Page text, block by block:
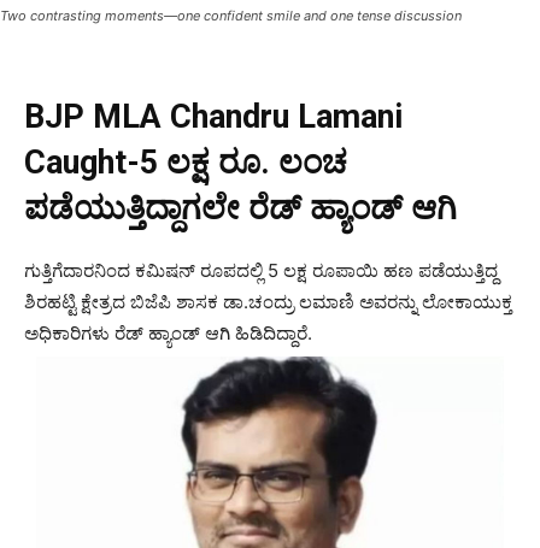
Two contrasting moments—one confident smile and one tense discussion
BJP MLA Chandru Lamani
Caught-5 ಲಕ್ಷ ರೂ. ಲಂಚ
ಪಡೆಯುತ್ತಿದ್ದಾಗಲೇ ರೆಡ್ ಹ್ಯಾಂಡ್ ಆಗಿ
ಗುತ್ತಿಗೆದಾರನಿಂದ ಕಮಿಷನ್ ರೂಪದಲ್ಲಿ 5 ಲಕ್ಷ ರೂಪಾಯಿ ಹಣ ಪಡೆಯುತ್ತಿದ್ದ
ಶಿರಹಟ್ಟಿ ಕ್ಷೇತ್ರದ ಬಿಜೆಪಿ ಶಾಸಕ ಡಾ.ಚಂದ್ರು ಲಮಾಣಿ ಅವರನ್ನು ಲೋಕಾಯುಕ್ತ
ಅಧಿಕಾರಿಗಳು ರೆಡ್ ಹ್ಯಾಂಡ್ ಆಗಿ ಹಿಡಿದಿದ್ದಾರೆ.